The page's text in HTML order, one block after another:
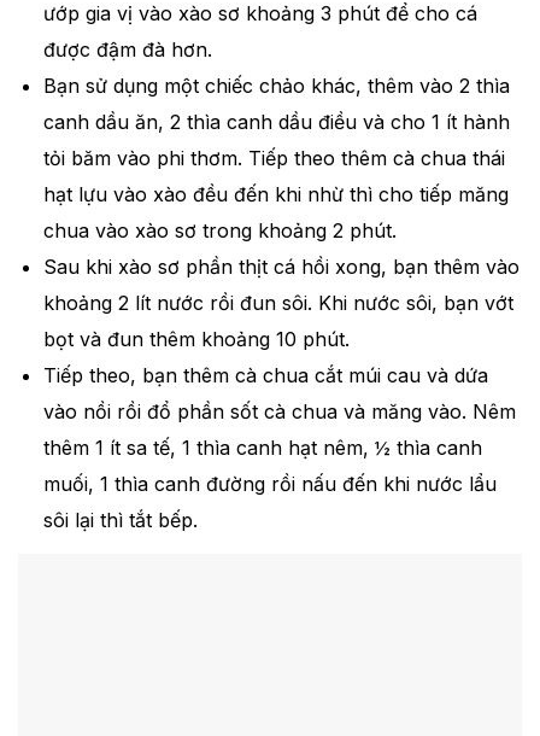
ướp gia vị vào xào sơ khoảng 3 phút để cho cá
được đậm đà hơn.
Bạn sử dụng một chiếc chảo khác, thêm vào 2 thìa
canh dầu ăn, 2 thìa canh dầu điều và cho 1 ít hành
tỏi băm vào phi thơm. Tiếp theo thêm cà chua thái
hạt lựu vào xào đều đến khi nhừ thì cho tiếp măng
chua vào xào sơ trong khoảng 2 phút.
Sau khi xào sơ phần thịt cá hồi xong, bạn thêm vào
khoảng 2 lít nước rồi đun sôi. Khi nước sôi, bạn vớt
bọt và đun thêm khoảng 10 phút.
Tiếp theo, bạn thêm cà chua cắt múi cau và dứa
vào nồi rồi đổ phần sốt cà chua và măng vào. Nêm
thêm 1 ít sa tế, 1 thìa canh hạt nêm, ½ thìa canh
muối, 1 thìa canh đường rồi nấu đến khi nước lẩu
sôi lại thì tắt bếp.